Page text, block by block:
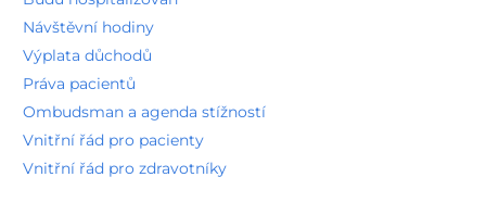
Návštěvní hodiny
Výplata důchodů
Práva pacientů
Ombudsman a agenda stížností
Vnitřní řád pro pacienty
Vnitřní řád pro zdravotníky